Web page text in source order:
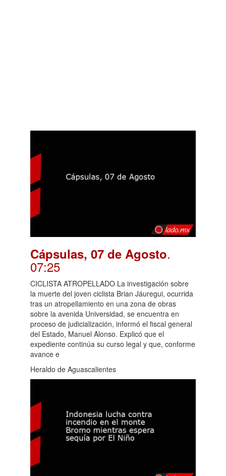
Cápsulas, 07 de Agosto.
07:25
CICLISTA ATROPELLADO La investigación sobre
la muerte del joven ciclista Brian Jáuregui, ocurrida
tras un atropellamiento en una zona de obras
sobre la avenida Universidad, se encuentra en
proceso de judicialización, informó el fiscal general
del Estado, Manuel Alonso. Explicó que el
expediente continúa su curso legal y que, conforme
avance e
Heraldo de Aguascalientes